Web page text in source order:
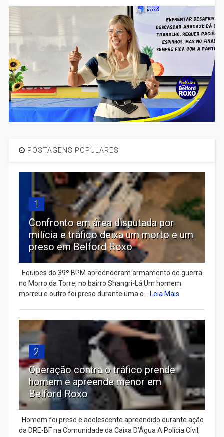
POSTAGENS POPULARES
1
Confronto em área disputada por
milícia e tráfico deixa um morto e um
preso em Belford Roxo
Equipes do 39º BPM apreenderam armamento de guerra
no Morro da Torre, no bairro Shangri-Lá Um homem
morreu e outro foi preso durante uma o...
Leia Mais
2
Operação contra o tráfico prende
homem e apreende menor em
Belford Roxo
Homem foi preso e adolescente apreendido durante ação
da DRE-BF na Comunidade da Caixa D’Água A Polícia Civil,